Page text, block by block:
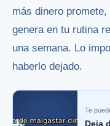
más dinero
genera en tu rutina
una semana. Lo
haberlo dejado.
Te
Deja